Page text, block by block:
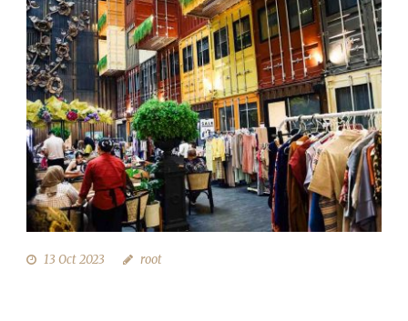
13 Oct 2023 root